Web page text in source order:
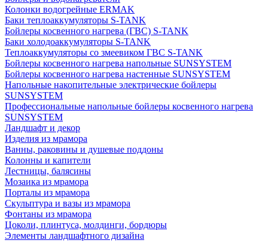
Колонки водогрейные ERMAK
Баки теплоаккумуляторы S-TANK
Бойлеры косвенного нагрева (ГВС) S-TANK
Баки холодоаккумуляторы S-TANK
Теплоаккумуляторы со змеевиком ГВС S-TANK
Бойлеры косвенного нагрева напольные SUNSYSTEM
Бойлеры косвенного нагрева настенные SUNSYSTEM
Напольные накопительные электрические бойлеры
SUNSYSTEM
Профессиональные напольные бойлеры косвенного нагрева
SUNSYSTEM
Ландшафт и декор
Изделия из мрамора
Ванны, раковины и душевые поддоны
Колонны и капители
Лестницы, балясины
Мозаика из мрамора
Порталы из мрамора
Скульптура и вазы из мрамора
Фонтаны из мрамора
Цоколи, плинтуса, молдинги, бордюры
Элементы ландшафтного дизайна